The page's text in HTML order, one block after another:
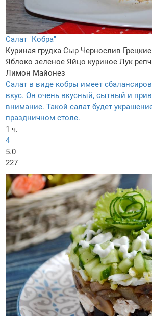
Салат "Кобра"
Куриная грудка Сыр Чернослив
Яблоко зеленое Яйцо куриное Лук
Лимон Майонез
Салат в виде кобры имеет
вкус. Он очень вкусный, сытный и
внимание. Такой салат будет
праздничном столе.
1 ч.
4
5.0
227